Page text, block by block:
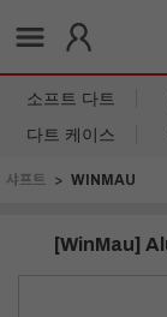
소프트 다트
다트 케이스
샤프트 WINMAU
[WinMau]